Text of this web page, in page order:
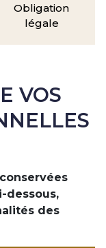
Obligation
légale
VOS
dessous,
des